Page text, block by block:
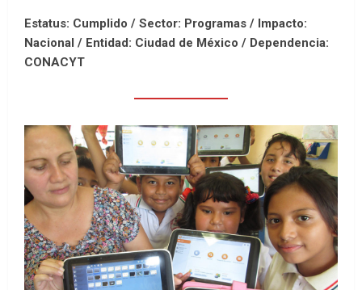
Estatus: Cumplido / Sector: Programas / Impacto:
Nacional / Entidad: Ciudad de México / Dependencia:
CONACYT